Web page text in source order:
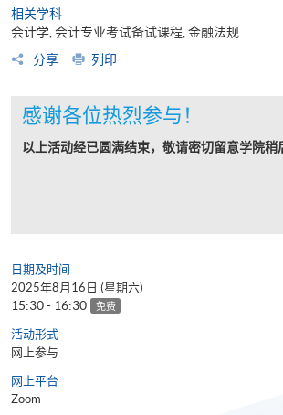
相关学科
会计学, 会计专业考试备试课程, 金融法规
分享
列印
感谢各位热烈参与！
以上活动经已圆满结束，敬请密切留意学院稍
日期及时间
2025年8月16日 (星期六)
15:30 - 16:30 免费
活动形式
网上参与
网上平台
Zoom